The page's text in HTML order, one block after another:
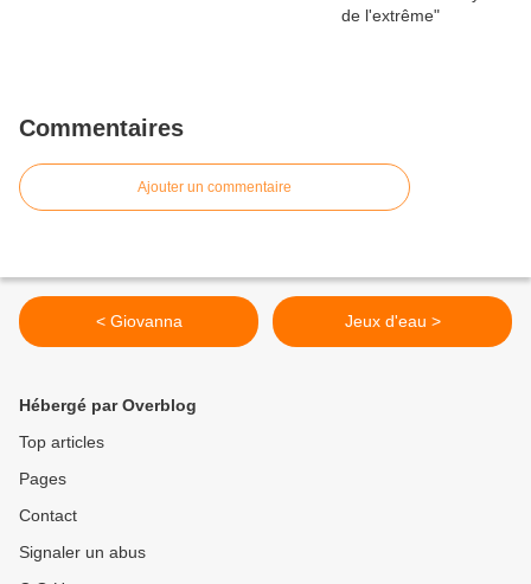
Commentaires
Ajouter un commentaire
< Giovanna Jeux d'eau >
Hébergé par Overblog
Top articles
Pages
Contact
Signaler un abus